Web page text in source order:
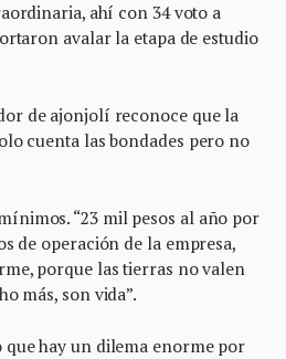
ahí con 34 voto a
avalar la etapa de estudio
de ajonjolí reconoce que la
cuenta las bondades pero no
“23 mil pesos al año por
de operación de la empresa,
porque las tierras no valen
más, son vida”.
que hay un dilema enorme por